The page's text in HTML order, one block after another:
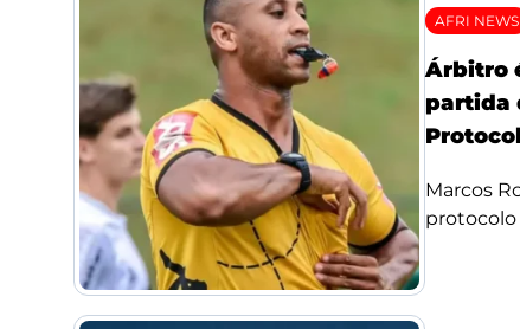
AFRI NEWS
Árbitro
partida
Marcos
protocolo